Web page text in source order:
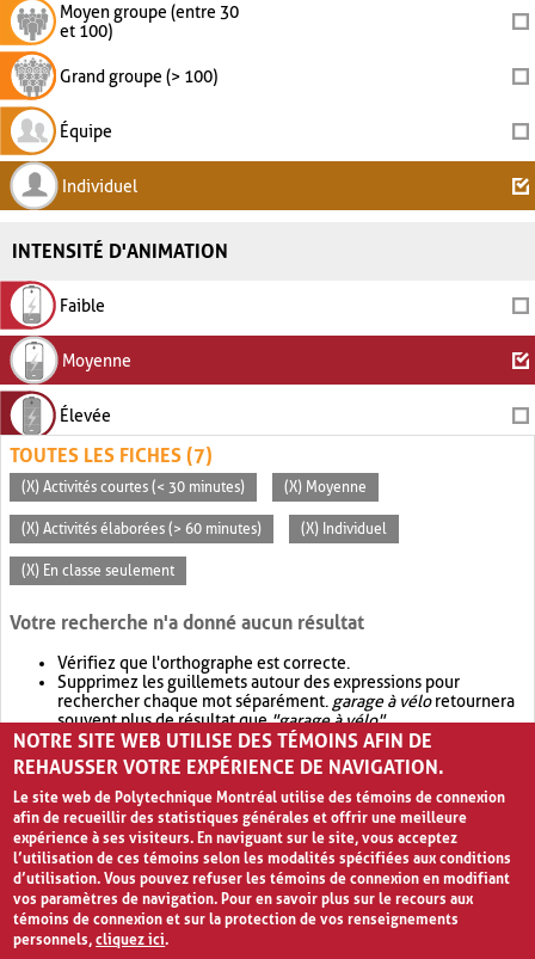
Moyen groupe (entre 30
et 100)
Grand groupe (> 100)
Équipe
Individuel
INTENSITÉ D'ANIMATION
Faible
Moyenne
Élevée
TOUTES LES FICHES (7)
(X) Activités courtes (< 30 minutes) (X) Moyenne
(X) Activités élaborées (> 60 minutes) (X) Individuel
(X) En classe seulement
Votre recherche n'a donné aucun résultat
Vérifiez que l'orthographe est correcte.
Supprimez les guillemets autour des expressions pour
rechercher chaque mot séparément. garage à véloretournera
souvent plus de résultat que"garage à vélo".
Envisagez d'élargir votre recherche avec OR.garage OR vélo
retournera souvent plus de résultat quegarage à vélo
NOTRE SITE WEB UTILISE DES TÉMOINS AFIN DE
REHAUSSER VOTRE EXPÉRIENCE DE NAVIGATION.
Le site web de Polytechnique Montréal utilise des témoins de connexion
afin de recueillir des statistiques générales et offrir une meilleure
expérience à ses visiteurs. En naviguant sur le site, vous acceptez
l’utilisation de ces témoins selon les modalités spécifiées aux conditions
d’utilisation. Vous pouvez refuser les témoins de connexion en modifiant
vos paramètres de navigation. Pour en savoir plus sur le recours aux
témoins de connexion et sur la protection de vos renseignements
personnels,cliquez ici.